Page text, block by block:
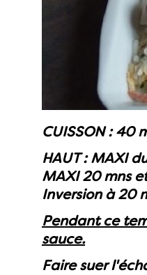
CUISSON : 40
HAUT : MAXI
MAXI 20 mns
Inversion à 20
Pendant ce
sauce.
Faire suer